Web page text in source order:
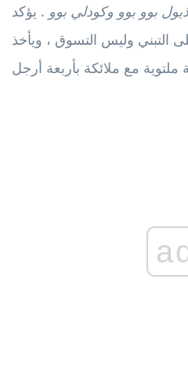
ذيول بوو بوو وكودلي بوو . يؤكد
التبني وليس التسوق ، ويأخذ